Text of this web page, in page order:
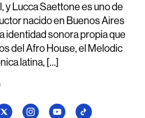
y Lucca Saettone es uno de
nacido en Buenos Aires
identidad sonora propia que
del Afro House, el Melodic
latina, […]
Seguí
Seguí
Seguí
Seguí